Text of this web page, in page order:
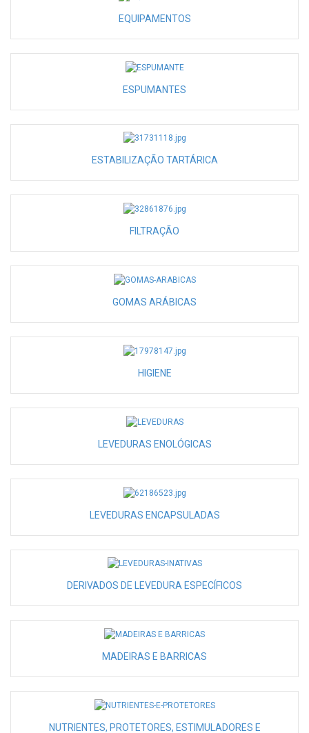
EQUIPAMENTOS
ESPUMANTES
ESTABILIZAÇÃO TARTÁRICA
FILTRAÇÃO
GOMAS ARÁBICAS
HIGIENE
LEVEDURAS ENOLÓGICAS
LEVEDURAS ENCAPSULADAS
DERIVADOS DE LEVEDURA ESPECÍFICOS
MADEIRAS E BARRICAS
NUTRIENTES, PROTETORES, ESTIMULADORES E